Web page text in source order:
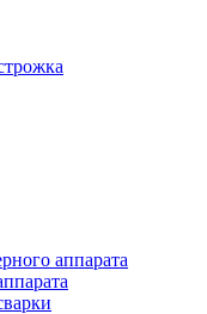
аппарата